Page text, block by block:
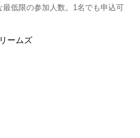
低限の参加人数。1名でも申込可
ームズ